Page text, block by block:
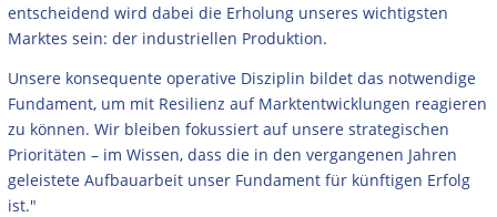
entscheidend wird dabei die Erholung unseres wichtigsten
Marktes sein: der industriellen Produktion.
Unsere konsequente operative Disziplin bildet das notwendige
Fundament, um mit Resilienz auf Marktentwicklungen reagieren
zu können. Wir bleiben fokussiert auf unsere strategischen
Prioritäten – im Wissen, dass die in den vergangenen Jahren
geleistete Aufbauarbeit unser Fundament für künftigen Erfolg
ist."